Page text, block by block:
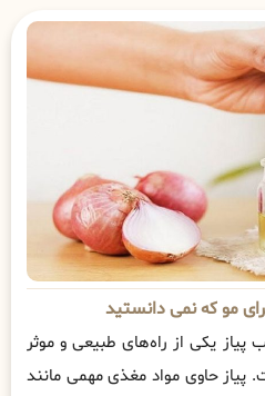
مو که نمی دانستید
پیاز یکی از راه‌های طبیعی و موثر
پیاز حاوی مواد مغذی مهمی مانند